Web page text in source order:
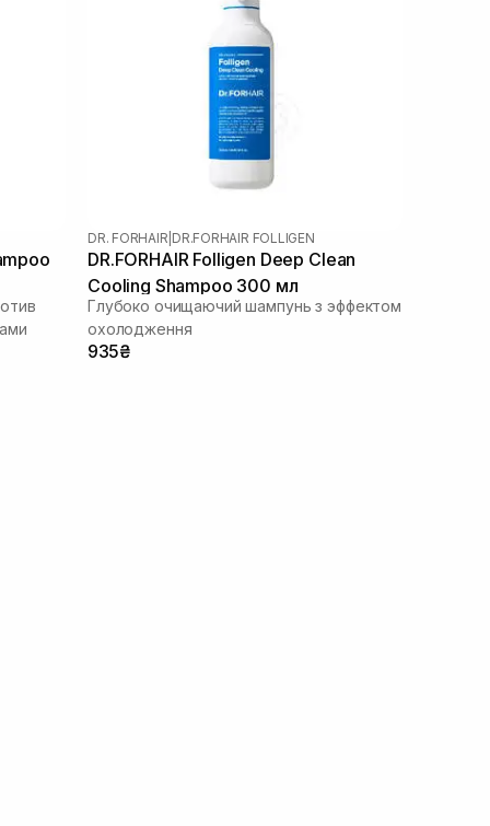
DR. FORHAIR DR.FORHAIR FOLLIGEN
DR.FORHAIR Folligen Deep Clean
Cooling Shampoo 300 мл
Глубоко очищаючий шампунь з эффектом
охолодження
935₴